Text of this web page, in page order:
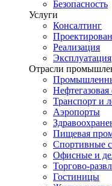
Безопасность
Услуги
Консалтинг
Реализация
Эксплуатация
Отрасли
Нефтегазовая
Транспорт и
Аэропорты
Пищевая
Спортивные
Офисные и
Торгово-
Гостиницы